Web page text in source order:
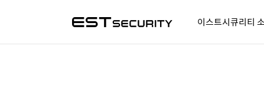
이스트시큐리티